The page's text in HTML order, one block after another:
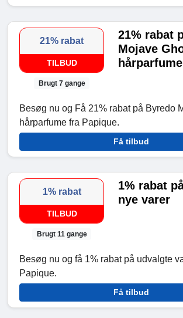
21% rabat
TILBUD
Brugt 7 gange
21% rabat
Mojave
hårparfume
Besøg nu og Få 21% rabat på Byredo
hårparfume fra Papique.
Få tilbud
1% rabat
TILBUD
Brugt 11 gange
1% rabat
nye varer
Besøg nu og få 1% rabat på udvalgte
Papique.
Få tilbud